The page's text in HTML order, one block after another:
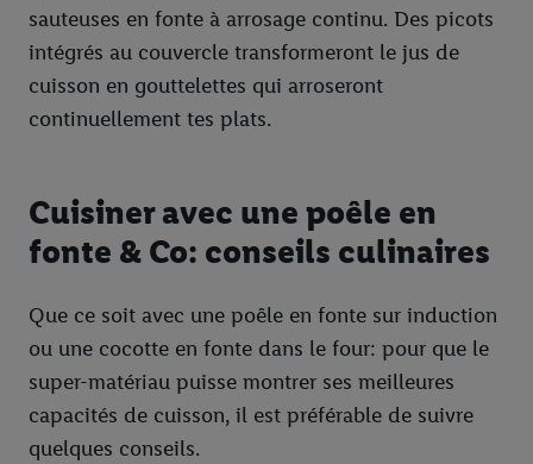
sauteuses en fonte à arrosage continu. Des picots
intégrés au couvercle transformeront le jus de
cuisson en gouttelettes qui arroseront
continuellement tes plats.
Cuisiner avec une poêle en
fonte & Co: conseils culinaires
Que ce soit avec une poêle en fonte sur induction
ou une cocotte en fonte dans le four: pour que le
super-matériau puisse montrer ses meilleures
capacités de cuisson, il est préférable de suivre
quelques conseils.